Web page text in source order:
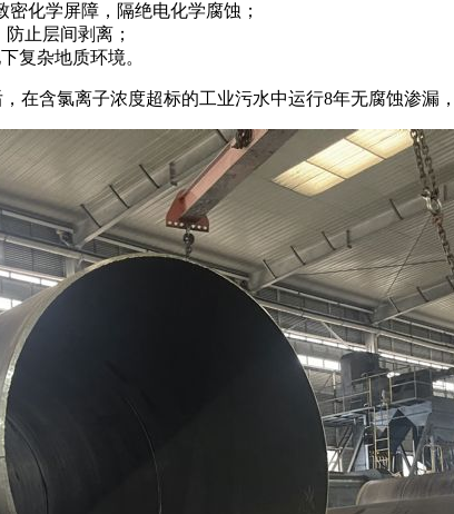
化学屏障，隔绝电化学腐蚀；
止层间剥离；
复杂地质环境。
在含氯离子浓度超标的工业污水中运行8年无腐蚀渗漏，